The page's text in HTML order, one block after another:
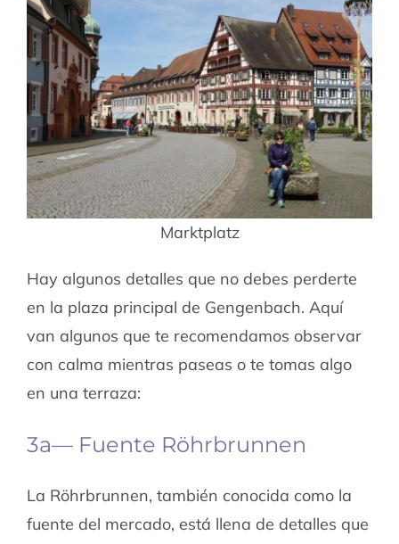
Marktplatz
Hay algunos detalles que no debes perderte
en la plaza principal de Gengenbach. Aquí
van algunos que te recomendamos observar
con calma mientras paseas o te tomas algo
en una terraza:
3a— Fuente Röhrbrunnen
La Röhrbrunnen, también conocida como la
fuente del mercado, está llena de detalles que